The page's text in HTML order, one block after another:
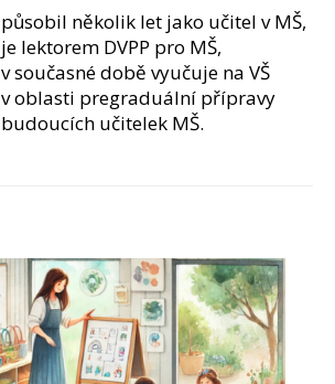
působil několik let jako učitel v MŠ,
je lektorem DVPP pro MŠ,
v současné době vyučuje na VŠ
v oblasti pregraduální přípravy
budoucích učitelek MŠ.